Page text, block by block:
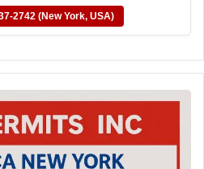
2742 (New York, USA)